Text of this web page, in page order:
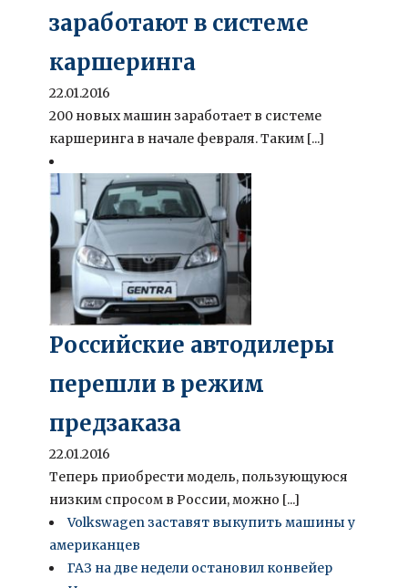
заработают в системе
каршеринга
22.01.2016
200 новых машин заработает в системе
каршеринга в начале февраля. Таким [...]
Российские автодилеры
перешли в режим
предзаказа
22.01.2016
Теперь приобрести модель, пользующуюся
низким спросом в России, можно [...]
Volkswagen заставят выкупить машины у
американцев
ГАЗ на две недели остановил конвейер